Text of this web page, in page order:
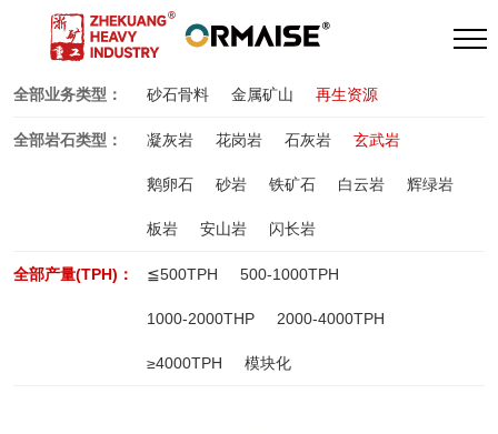
全部业务类型： 砂石骨料 金属矿山 再生资源
全部岩石类型： 凝灰岩 花岗岩 石灰岩 玄武岩
鹅卵石 砂岩 铁矿石 白云岩 辉绿岩
板岩 安山岩 闪长岩
全部产量(TPH)： ≦500TPH 500-1000TPH
1000-2000THP 2000-4000TPH
≥4000TPH 模块化